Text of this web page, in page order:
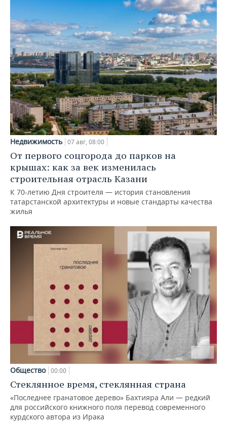
Недвижимость 07 авг, 08:00
От первого соцгорода до парков на
крышах: как за век изменилась
строительная отрасль Казани
К 70-летию Дня строителя — история становления
татарстанской архитектуры и новые стандарты качества
жилья
Общество 00:00
Стеклянное время, стеклянная страна
«Последнее гранатовое дерево» Бахтияра Али — редкий
для российского книжного поля перевод современного
курдского автора из Ирака